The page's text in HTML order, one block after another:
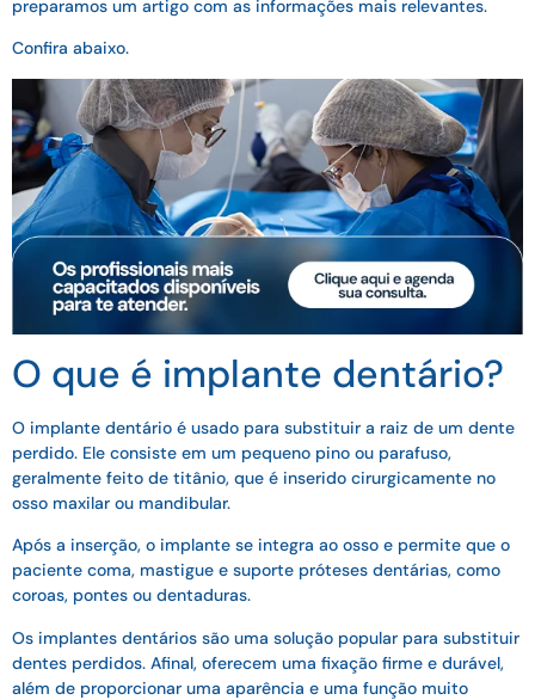
preparamos um artigo com as informações mais relevantes.
Confira abaixo.
O que é implante dentário?
O implante dentário é usado para substituir a raiz de um dente
perdido. Ele consiste em um pequeno pino ou parafuso,
geralmente feito de titânio, que é inserido cirurgicamente no
osso maxilar ou mandibular.
Após a inserção, o implante se integra ao osso e permite que o
paciente coma, mastigue e suporte próteses dentárias, como
coroas, pontes ou dentaduras.
Os implantes dentários são uma solução popular para substituir
dentes perdidos. Afinal, oferecem uma fixação firme e durável,
além de proporcionar uma aparência e uma função muito